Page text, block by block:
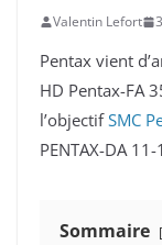
Valentin Lefort
Pentax vient
HD Pentax-FA
l’objectifSMC
PENTAX-DA
Sommaire